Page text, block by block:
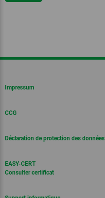
Impressum
CCG
Déclaration de protection des données
EASY-CERT
Consulter certificat